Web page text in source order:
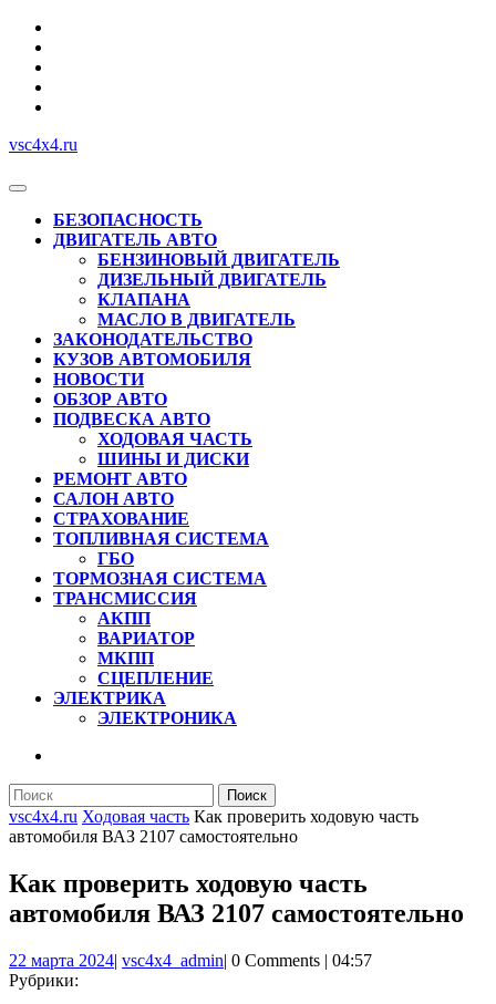
Перейти
содержимому
vsc4x4.ru
Кнопка
ОткрытьБЕЗОПАСНОСТЬ
ДВИГАТЕЛЬ АВТО
БЕНЗИНОВЫЙ ДВИГАТЕЛЬ
ДИЗЕЛЬНЫЙ ДВИГАТЕЛЬ
КЛАПАНА
МАСЛО В ДВИГАТЕЛЬ
ЗАКОНОДАТЕЛЬСТВО
КУЗОВ АВТОМОБИЛЯ
НОВОСТИ
ОБЗОР АВТО
ПОДВЕСКА АВТО
ХОДОВАЯ ЧАСТЬ
ШИНЫ И ДИСКИ
РЕМОНТ АВТО
САЛОН АВТО
СТРАХОВАНИЕ
ТОПЛИВНАЯ СИСТЕМА
ГБО
ТОРМОЗНАЯ СИСТЕМА
ТРАНСМИССИЯ
АКПП
ВАРИАТОР
МКПП
СЦЕПЛЕНИЕ
ЭЛЕКТРИКА
ЭЛЕКТРОНИКА
КНОПКА
Найти:
vsc4x4.ru Ходовая часть Как проверить ходовую часть
автомобиля ВАЗ 2107 самостоятельно
Как проверить ходовую часть
автомобиля ВАЗ 2107 самостоятельно
22 марта 202422
| vsc4x4_adminvsc4x4_admin
| 0 Comments | 04:57
Рубрики: